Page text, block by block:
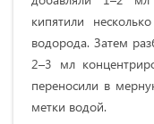
кипятили
водорода. Затем
2–3 мл
переносили в
метки водой.